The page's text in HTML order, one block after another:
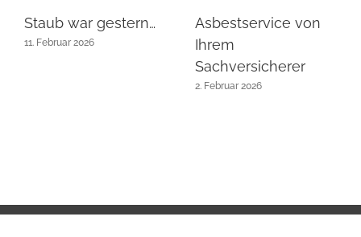
Staub war gestern…
11. Februar 2026
Asbestservice von
Ihrem
Sachversicherer
2. Februar 2026